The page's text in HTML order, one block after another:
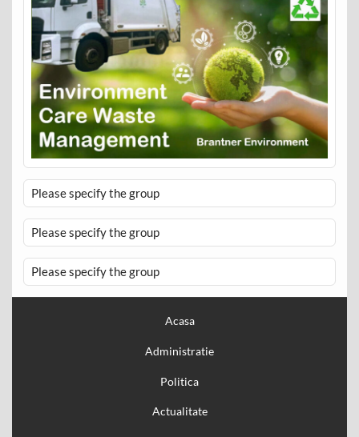
Please specify the group
Please specify the group
Please specify the group
Acasa
Administratie
Politica
Actualitate